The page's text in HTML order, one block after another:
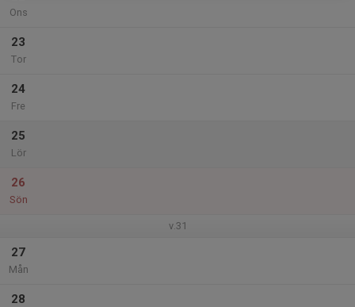
Ons
23
Tor
24
Fre
25
Lör
26
Sön
v.31
27
Mån
28